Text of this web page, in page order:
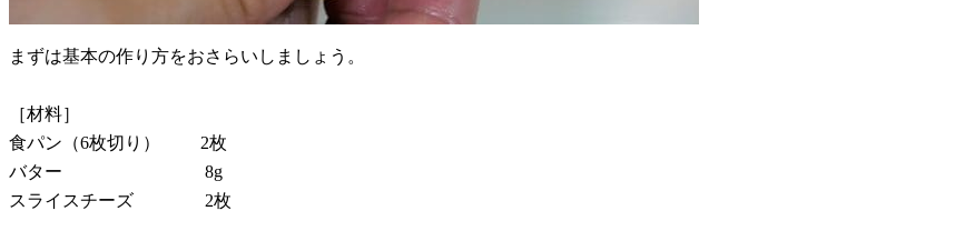
まずは基本の作り方をおさらいしましょう。
［材料］
食パン（6枚切り） 2枚
バター 8g
スライスチーズ 2枚